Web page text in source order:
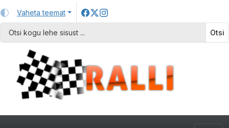
Vaheta teemat
Otsi